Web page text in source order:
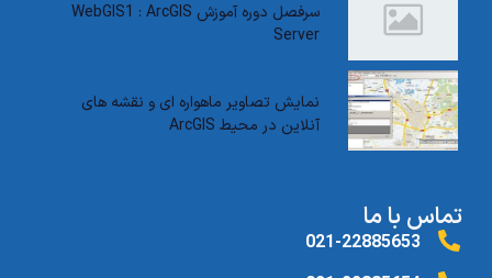
سرفصل دوره آموزش WebGIS1 : ArcGIS
Server
نمایش تصاویر ماهواره ای و نقشه های
آنلاین در محیط ArcGIS
تماس با ما
021-22885653